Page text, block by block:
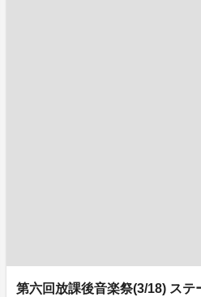
第六回放課後音楽祭(3/18) ス